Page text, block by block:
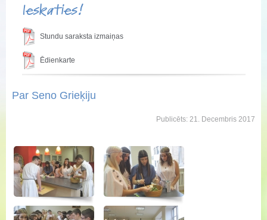
Ieskaties!
Stundu saraksta izmaiņas
Ēdienkarte
Par Seno Grieķiju
Publicēts: 21. Decembris 2017